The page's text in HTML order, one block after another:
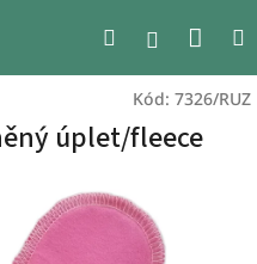
Hledat
Kód: 7326/RUZ
úplet/fleece